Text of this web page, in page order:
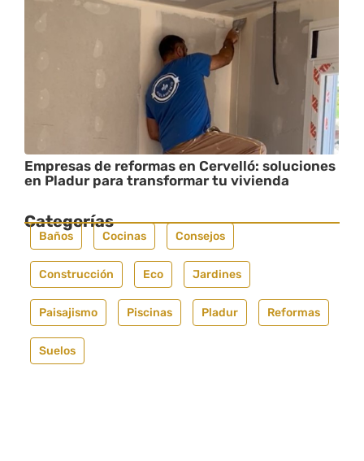
Empresas de reformas en Cervelló: soluciones
en Pladur para transformar tu vivienda
Categorías
Baños Cocinas Consejos
Construcción Eco Jardines
Paisajismo Piscinas Pladur Reformas
Suelos